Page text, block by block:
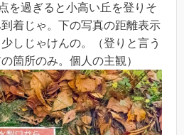
を過ぎると小高い丘を登りそ
着じゃ。下の写真の距離表示
しじゃけんの。（登りと言う
箇所のみ。個人の主観）